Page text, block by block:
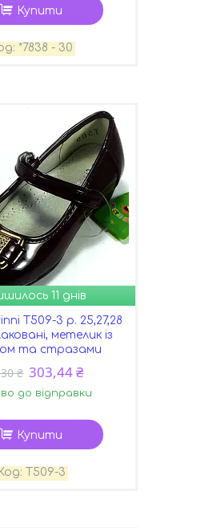
Купити
*7838 - 30
11 днів
Т509-3 р. 25,27,28
метелик із
та стразами
₴ 303,44 ₴
до відправки
Купити
Т509-3